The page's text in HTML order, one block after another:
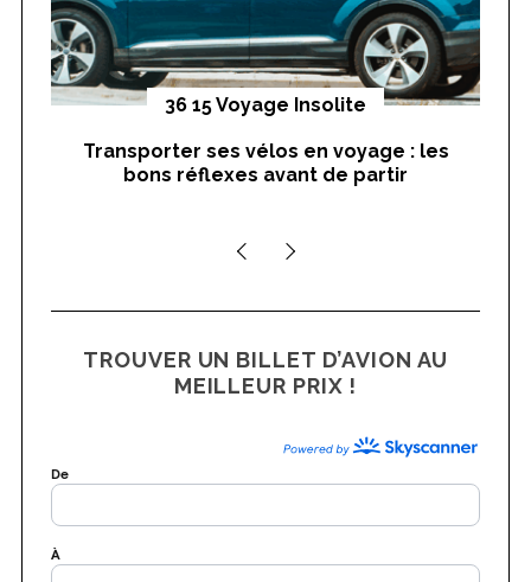
36 15 Voyage Insolite
Transporter ses vélos en voyage : les
bons réflexes avant de partir
TROUVER UN BILLET D’AVION AU
MEILLEUR PRIX !